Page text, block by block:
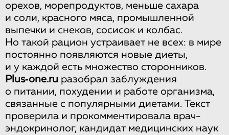
орехов, морепродуктов, меньше сахара
и соли, красного мяса, промышленной
выпечки и снеков, сосисок и колбас.
Но такой рацион устраивает не всех: в мире
постоянно появляются новые диеты,
и у каждой есть множество сторонников.
Plus‑one.ru разобрал заблуждения
о питании, похудении и работе организма,
связанные с популярными диетами. Текст
проверила и прокомментировала врач-
эндокринолог, кандидат медицинских наук